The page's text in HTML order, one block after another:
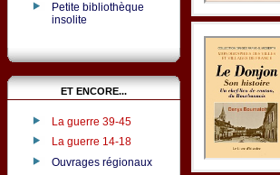
Petite bibliothèque
insolite
ET ENCORE...
La guerre 39-45
La guerre 14-18
Ouvrages régionaux